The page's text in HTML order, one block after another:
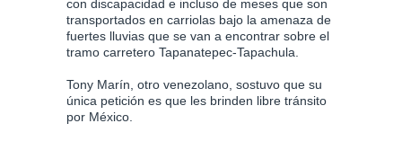
con discapacidad e incluso de meses que son
transportados en carriolas bajo la amenaza de
fuertes lluvias que se van a encontrar sobre el
tramo carretero Tapanatepec-Tapachula.
Tony Marín, otro venezolano, sostuvo que su
única petición es que les brinden libre tránsito
por México.